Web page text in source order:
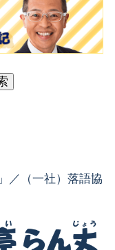
／（一社）落語協